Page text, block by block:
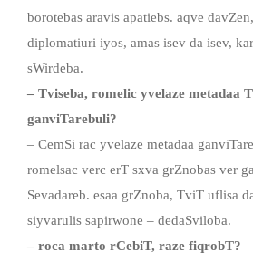
borotebas aravis apatiebs. aqve
diplomatiuri iyos, amas isev da isev,
sWirdeba.
– Tviseba, romelic yvelaze metadaa
ganviTarebuli?
– CemSi rac yvelaze metadaa
romelsac verc erT sxva grZnobas ver
Sevadareb. esaa grZnoba, TviT uflisa
siyvarulis sapirwone – dedaSviloba.
– roca marto rCebiT, raze fiqrobT?